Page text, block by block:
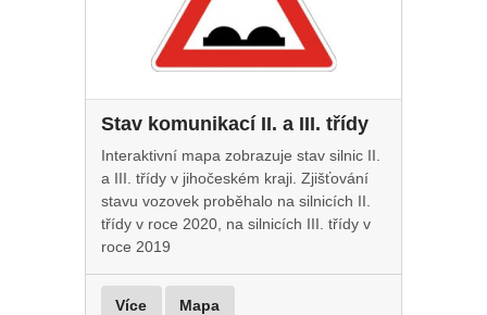
Stav komunikací II. a III. třídy
Interaktivní mapa zobrazuje stav silnic II.
a III. třídy v jihočeském kraji. Zjišťování
stavu vozovek proběhalo na silnicích II.
třídy v roce 2020, na silnicích III. třídy v
roce 2019
Více Mapa